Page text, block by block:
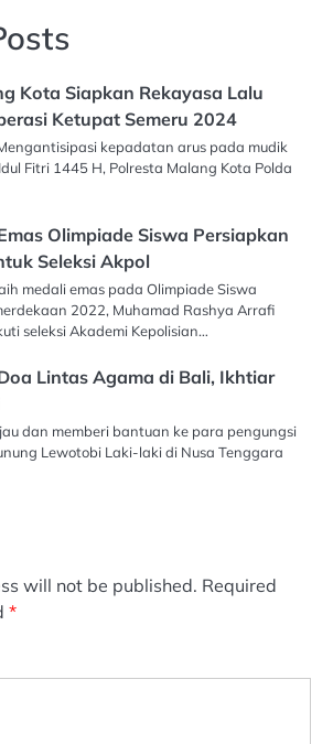
Kota Siapkan Rekayasa Lalu
Ketupat Semeru 2024
kepadatan arus pada mudik
Fitri 1445 H, Polresta Malang Kota Polda
Olimpiade Siswa Persiapkan
Seleksi Akpol
medali emas pada Olimpiade Siswa
2022, Muhamad Rashya Arrafi
seleksi Akademi Kepolisian…
Lintas Agama di Bali, Ikhtiar
dan memberi bantuan ke para pengungsi
Lewotobi Laki-laki di Nusa Tenggara
will not be published. Required
*